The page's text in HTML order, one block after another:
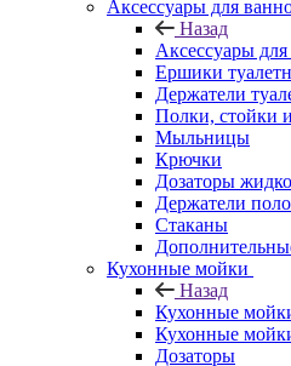
Аксессуары для
Назад
Аксессуары
Ершики
Держатели
Полки, стойки
Мыльницы
Крючки
Дозаторы
Держатели
Стаканы
Кухонные мойки
Назад
Кухонные
Кухонные
Дозаторы